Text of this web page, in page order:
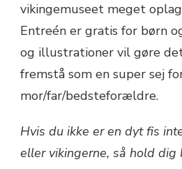
vikingemuseet meget
Entreén er gratis for børn
og illustrationer vil gøre
fremstå som en super sej
mor/far/bedsteforældre.
Hvis du ikke er en dyt fis
eller vikingerne, så hold